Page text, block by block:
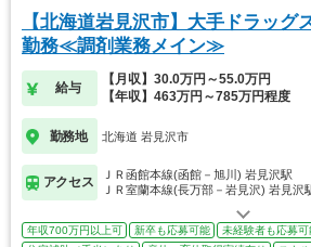
【北海道岩見沢市】大手ドラッグ
勤務≪調剤業務メイン≫
給与
【月収】30.0万円～55.0万円
【年収】463万円～785万円程度
勤務地 北海道 岩見沢市
アクセス
ＪＲ函館本線(函館－旭川) 岩見沢駅
ＪＲ室蘭本線(長万部－岩見沢) 岩見沢
年収700万円以上可 新卒も応募可能 未経験者も応募可